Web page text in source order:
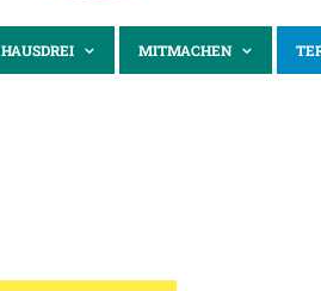
HAUSDREI MITMACHEN